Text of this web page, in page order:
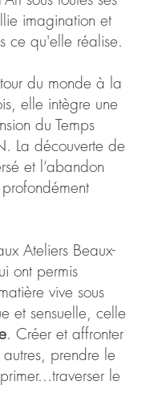
imagination et
ce qu'elle réalise.
du monde à la
elle intègre une
du Temps
La découverte de
et l’abandon
Ateliers Beaux-
ont permis
vive sous
et sensuelle, celle
. Créer et affronter
prendre le
le